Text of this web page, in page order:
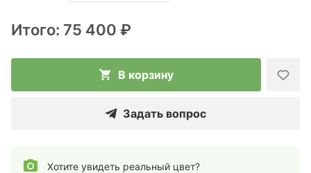
Итого: 75 400 ₽
В корзину
Задать вопрос
Хотите увидеть реальный цвет?